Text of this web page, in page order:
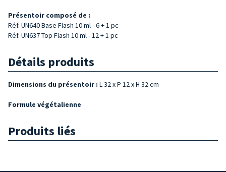
Présentoir composé de :
Réf. UN640 Base Flash 10 ml - 6 + 1 pc
Réf. UN637 Top Flash 10 ml - 12 + 1 pc
Détails produits
Dimensions du présentoir : L 32 x P 12 x H 32 cm
Formule végétalienne
Produits liés